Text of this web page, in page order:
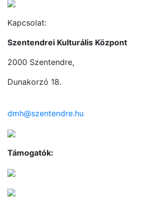
Kapcsolat:
Szentendrei Kulturális Központ
2000 Szentendre,
Dunakorzó 18.
dmh@szentendre.hu
Támogatók: